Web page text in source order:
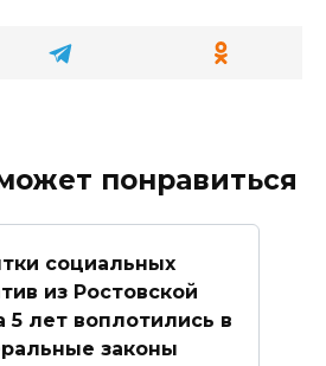
понравиться
социальных
из Ростовской
5 лет воплотились в
законы